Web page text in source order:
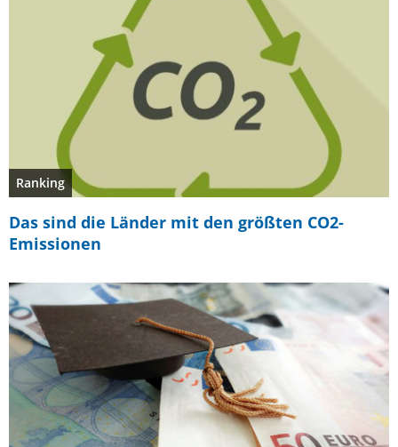
Ranking
Das sind die Länder mit den größten CO2-
Emissionen